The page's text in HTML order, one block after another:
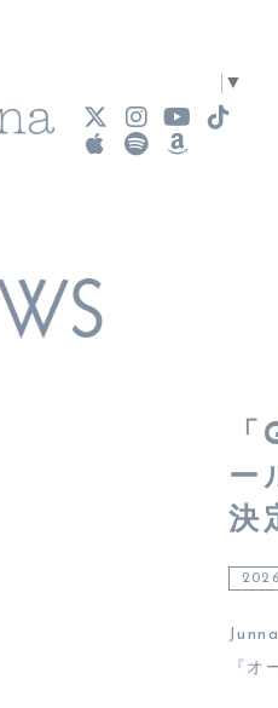
▼
ー
決
『オ